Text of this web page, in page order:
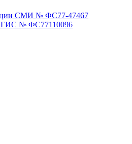
СМИ № ФС77-47467
№ ФС77110096